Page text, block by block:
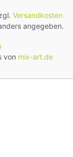
Versandkosten
angegeben.
von mix-art.de